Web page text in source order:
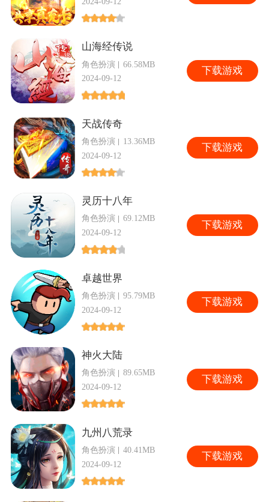
山海经传说
角色扮演
66.58MB
2024-09-12
下载游戏
天战传奇
角色扮演
13.36MB
2024-09-12
下载游戏
灵历十八年
角色扮演
69.12MB
2024-09-12
下载游戏
卓越世界
角色扮演
95.79MB
2024-09-12
下载游戏
神火大陆
角色扮演
89.65MB
2024-09-12
下载游戏
九州八荒录
角色扮演
40.41MB
2024-09-12
下载游戏